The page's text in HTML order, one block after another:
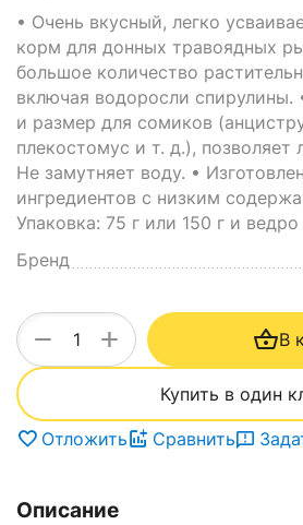
• Очень вкусный, легко
корм для донных травоядных
большое количество
включая водоросли спирулины.
и размер для сомиков
плекостомус и т. д.), позволяет
Не замутняет воду. •
ингредиентов с низким
Упаковка: 75 г или 150 г и
Бренд
+
− В
Купить в один
Отложить Сравнить
Описание